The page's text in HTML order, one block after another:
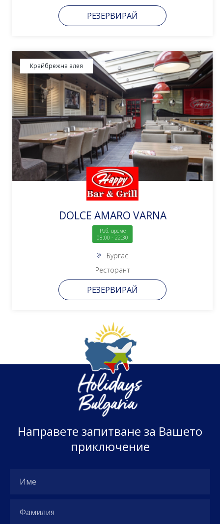
РЕЗЕРВИРАЙ
Крайбрежна алея
DOLCE AMARO VARNA
Раб. време
08:00 - 22:30
Бургас
Ресторант
РЕЗЕРВИРАЙ
Направете запитване за Вашето
приключение